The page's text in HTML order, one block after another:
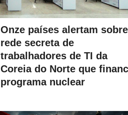
Onze países alertam sobre
rede secreta de
trabalhadores de TI da
Coreia do Norte que
programa nuclear